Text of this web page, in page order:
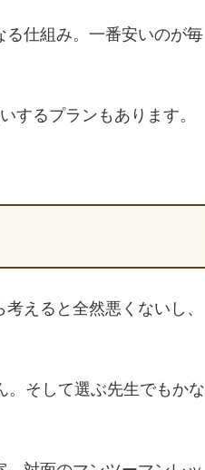
仕組み。一番安いのが毎
するプランもあります。
えると全然悪くないし、
。そして選ぶ先生でもかな